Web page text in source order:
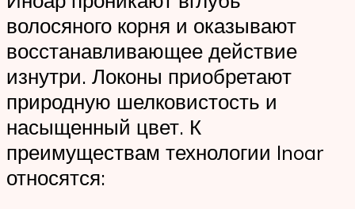
волосяного корня и оказывают
восстанавливающее действие
изнутри. Локоны приобретают
природную шелковистость и
насыщенный цвет. К
преимуществам технологии Inoar
относятся: